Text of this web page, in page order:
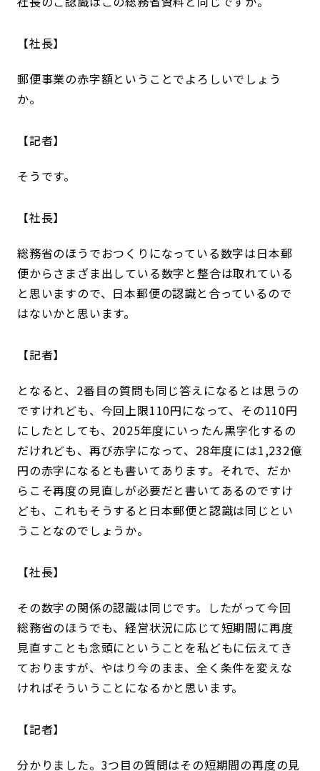
社長
郵便事業の赤字額ということでよろしいでしょう
か。
記者
そうです。
社長
総務省のほうでおつくりになっている数字は日本郵
便からさまざま出している数字と整合は取れている
と思いますので、日本郵便の認識と合っているので
はないかと思います。
記者
となると、2番目の質問も同じ答えになるとは思うの
ですけれども、今回上限110円になって、その110円
にしたとしても、2025年度にいったん黒字化するの
だけれども、再び赤字になって、28年度には1,232億
円の赤字になるとも書いてあります。それで、だか
らこそ再度の見直しが必要だと書いてあるのですけ
ども、これもそうすると日本郵便と認識は同じとい
うことなのでしょうか。
社長
その数字の関係の認識は同じです。したがって今回
総務省のほうでも、経営状況に応じて短期間に再度
見直すことも念頭にということを私どもに伝えてき
ておりますが、やはり今のまま、全く条件を変えな
ければそういうことになるかと思います。
記者
分かりました。3つ目の質問はその短期間の再度の見